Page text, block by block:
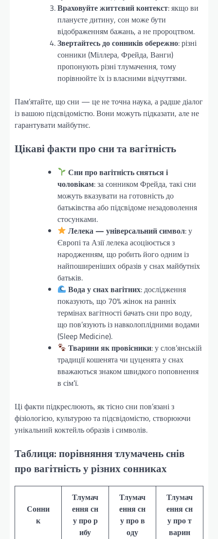
Враховуйте життєвий контекст: якщо ви
плануєте дитину, сон може бути
відображенням бажань, а не пророцтвом.
Звертайтесь до сонників обережно: різні
сонники (Міллера, Фрейда, Ванги)
пропонують різні тлумачення, тому
порівнюйте їх із власними відчуттями.
Пам’ятайте, що сни — це не точна наука, а радше діалог
із вашою підсвідомістю. Вони можуть підказати, але не
гарантувати майбутнє.
Цікаві факти про сни та вагітність
Сни про вагітність сняться і
чоловікам: за сонником Фрейда, такі сни
можуть вказувати на готовність до
батьківства або підсвідоме незадоволення
стосунками.
Лелека — універсальний символ: у
Європі та Азії лелека асоціюється з
народженням, що робить його одним із
найпоширеніших образів у снах майбутніх
батьків.
Вода у снах вагітних: дослідження
показують, що 70% жінок на ранніх
термінах вагітності бачать сни про воду,
що пов’язують із навколоплідними водами
(Sleep Medicine).
Тварини як провісники: у слов’янській
традиції кошенята чи цуценята у снах
вважаються знаком швидкого поповнення
в сім’ї.
Ці факти підкреслюють, як тісно сни пов’язані з
фізіологією, культурою та підсвідомістю, створюючи
унікальний коктейль образів і символів.
Таблиця: порівняння тлумачень снів
про вагітність у різних сонниках
Сонни
к
Тлумач
ення сн
у про р
ибу
Тлумач
ення сн
у про в
оду
Тлумач
ення сн
у про т
варин